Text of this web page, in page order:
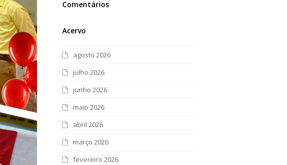
Comentários
Acervo
agosto 2026
julho 2026
junho 2026
maio 2026
abril 2026
março 2026
fevereiro 2026